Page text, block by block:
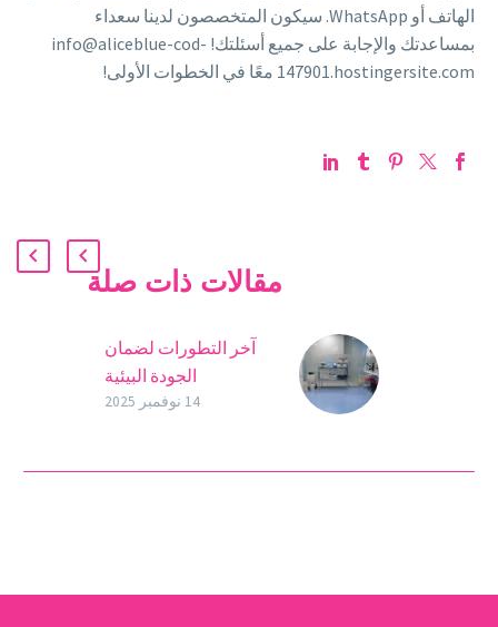
الهاتف أو WhatsApp. سيكون المتخصصون لدينا سعداء
بمساعدتك والإجابة على جميع أسئلتك! info@aliceblue-cod-
147901.hostingersite.com معًا في الخطوات الأولى!
مقالات ذات صلة
آخر التطورات لضمان
الجودة البيئية
في مختبرات أوفوكلينيك،
بروتوكولات صارمة لضمان
14 نوفمبر 2025